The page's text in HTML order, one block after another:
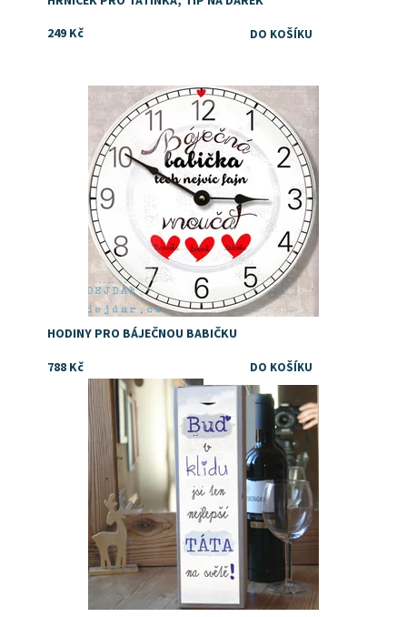
249 Kč
Tip co koupit babičce za dárek
Skladem
DejDar
HODINY PRO BÁJEČNOU BABIČKU
788 Kč
Dostupnost:
Skladem
DejDar